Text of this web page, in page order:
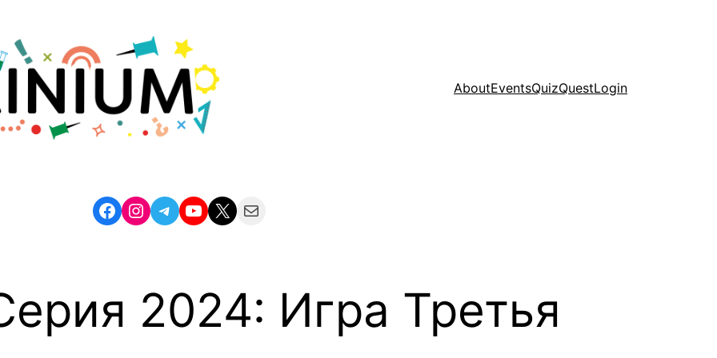
AboutEventsQuizQuestLogin
Facebook
Instagram
Telegram
YouTube
X Mail
2024: Игра Третья